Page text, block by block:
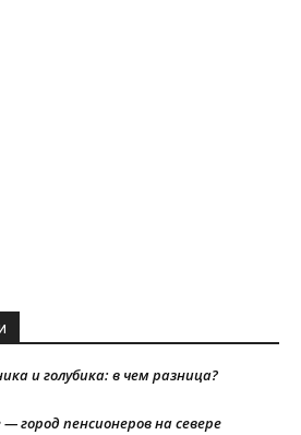
и голубика: в чем разница?
— город пенсионеров на севере